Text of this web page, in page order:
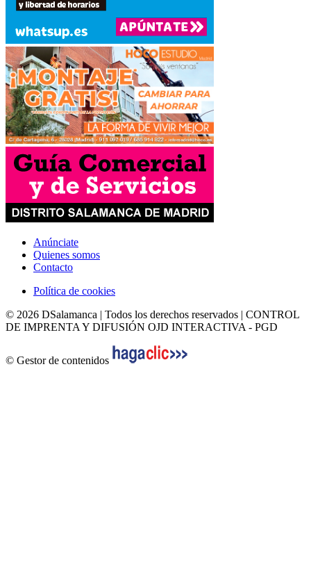
Anúnciate
Quienes somos
Contacto
Política de cookies
© 2026 DSalamanca | Todos los derechos reservados | CONTROL
DE IMPRENTA Y DIFUSIÓN OJD INTERACTIVA - PGD
© Gestor de contenidos